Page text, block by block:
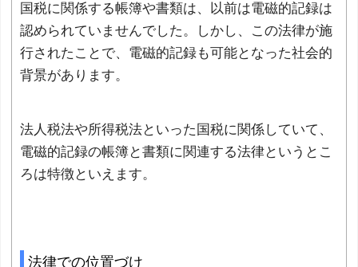
国税に関係する帳簿や書類は、以前は電磁的記録は
認められていませんでした。しかし、この法律が施
行されたことで、電磁的記録も可能となった社会的
背景があります。
法人税法や所得税法といった国税に関係していて、
電磁的記録の帳簿と書類に関連する法律というとこ
ろは特徴といえます。
法律での位置づけ